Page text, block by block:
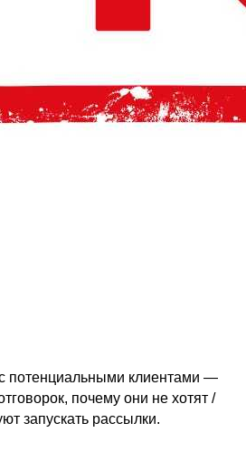
потенциальными клиентами —
почему они не хотят /
запускать рассылки.